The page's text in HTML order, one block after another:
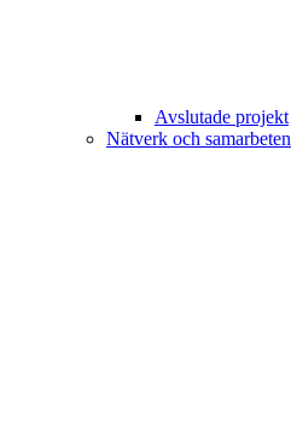
Avslutade projekt
Nätverk och samarbeten